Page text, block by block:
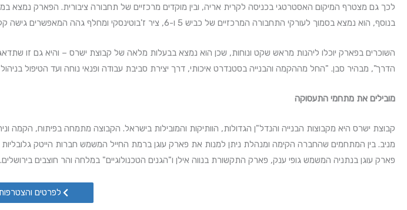
לכך גם מצטרף המיקום האסטרטגי בכניסה לקרית אריה, ובין מוקדים מרכזיים של תחבורה ציבורית. הפארק
בנוסף, הוא נמצא בסמוך לעורקי התחבורה המרכזיים של כביש 5 ו-6, ציר ז'בוטינסקי ומחלף גהה המאפשרים גישה קלה גם עבור הנוסעים ברכבים.
השוכרים בפארק יוכלו ליהנות מראש שקט ונוחות, שכן הוא נמצא בבעלות מלאה של קבוצת ישרס – והיא גם זו
הדרך", מבהיר סבן. "החל מההקמה והבנייה בסטנדרט איכותי, דרך יצירת סביבת עבודה ופנאי נוחה ועד הטיפול
מובילים את מתחמי התעסוקה
קבוצת ישרס היא מקבוצות הבנייה והנדל"ן הגדולות, הוותיקות והמובילות בישראל. הקבוצה מתמחה
מניב. בין המתחמים שהחברה הקימה ומנהלת ניתן למנות את פארק עוגן ברמת החייל המשמש חברות הייטק
פארק עוגן בנתניה המשמש גופי ענק, פארק התקשורת בנווה אילן ו"הגנים הטכנולוגיים" במלחה והר חוצבים בירושלים.
לפרטים